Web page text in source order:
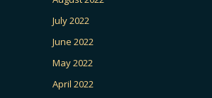
July 2022
June 2022
May 2022
April 2022